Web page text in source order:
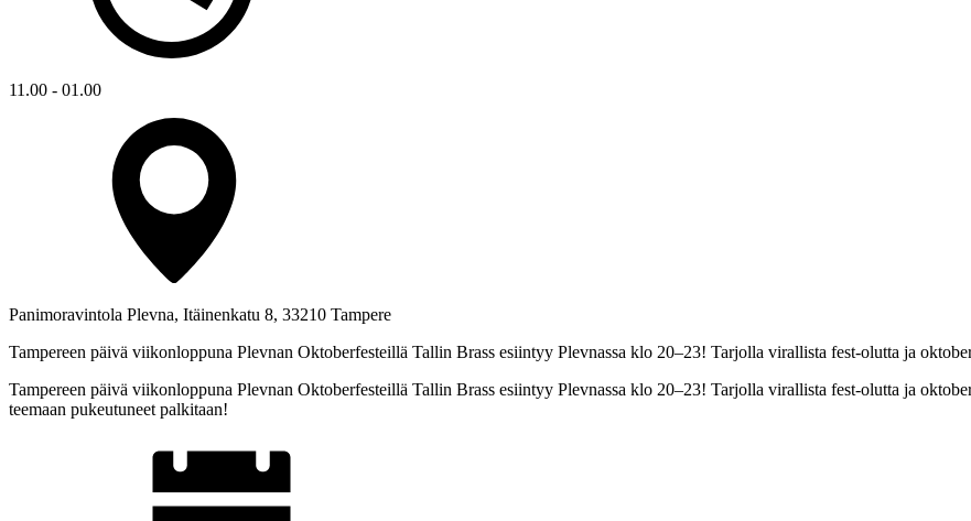
11.00 - 01.00
Panimoravintola Plevna, Itäinenkatu 8, 33210 Tampere
Tampereen päivä viikonloppuna Plevnan Oktoberfesteillä Tallin Brass esiintyy Plevnassa klo 20–23! Tarjolla virallista fest-olutta ja
Tampereen päivä viikonloppuna Plevnan Oktoberfesteillä Tallin Brass esiintyy Plevnassa klo 20–23! Tarjolla virallista fest-olutta ja
teemaan pukeutuneet palkitaan!